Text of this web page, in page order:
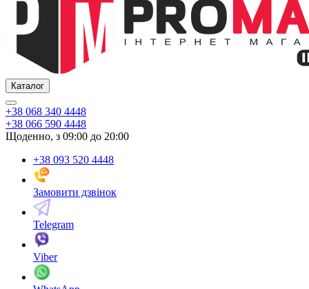
Каталог
+38 068 340 4448
+38 066 590 4448
Щоденно, з 09:00 до 20:00
+38 093 520 4448
Замовити дзвінок
Telegram
Viber